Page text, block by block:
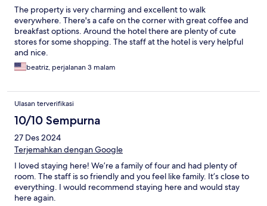
The property is very charming and excellent to walk
everywhere. There's a cafe on the corner with great coffee and
breakfast options. Around the hotel there are plenty of cute
stores for some shopping. The staff at the hotel is very helpful
and nice.
beatriz, perjalanan 3 malam
Ulasan terverifikasi
10/10 Sempurna
27 Des 2024
Terjemahkan dengan Google
I loved staying here! We’re a family of four and had plenty of
room. The staff is so friendly and you feel like family. It’s close to
everything. I would recommend staying here and would stay
here again.